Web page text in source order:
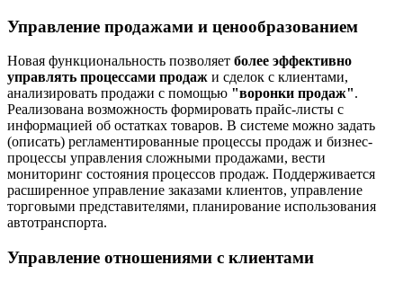
Управление продажами и ценообразованием
Новая функциональность позволяет более эффективно
управлять процессами продаж и сделок с клиентами,
анализировать продажи с помощью "воронки продаж".
Реализована возможность формировать прайс-листы с
информацией об остатках товаров. В системе можно задать
(описать) регламентированные процессы продаж и бизнес-
процессы управления сложными продажами, вести
мониторинг состояния процессов продаж. Поддерживается
расширенное управление заказами клиентов, управление
торговыми представителями, планирование использования
автотранспорта.
Управление отношениями с клиентами